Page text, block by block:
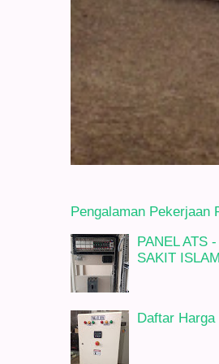
Pengalaman
PANEL ATS
SAKIT
Daftar Harga